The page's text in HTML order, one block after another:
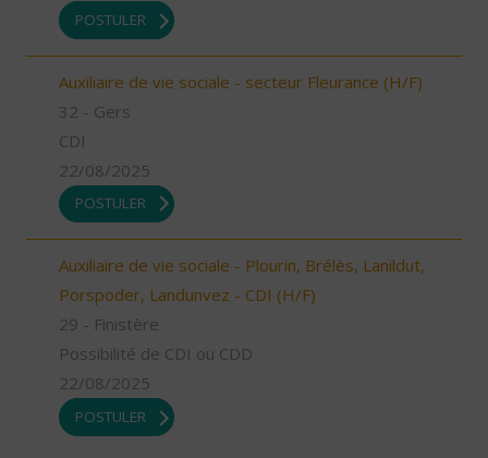
POSTULER
Auxiliaire de vie sociale - secteur Fleurance (H/F)
32 - Gers
CDI
22/08/2025
POSTULER
Auxiliaire de vie sociale - Plourin, Brélès, Lanildut,
Porspoder, Landunvez - CDI (H/F)
29 - Finistère
Possibilité de CDI ou CDD
22/08/2025
POSTULER